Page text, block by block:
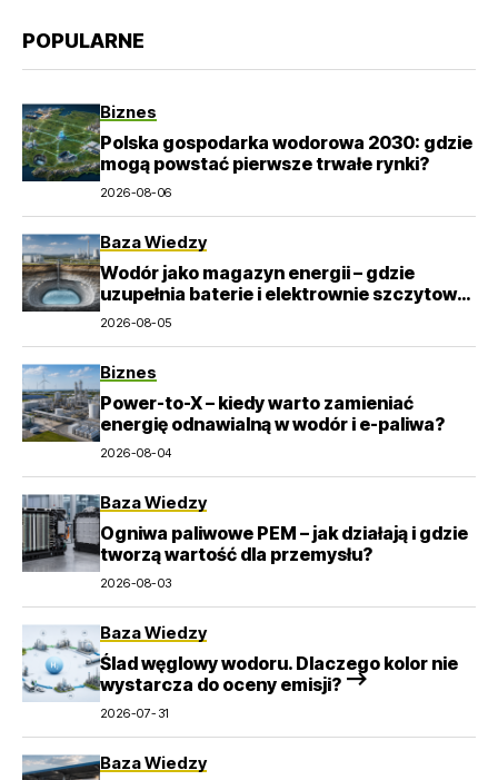
POPULARNE
Biznes
Polska gospodarka wodorowa 2030: gdzie
mogą powstać pierwsze trwałe rynki?
2026-08-06
Baza Wiedzy
Wodór jako magazyn energii – gdzie
uzupełnia baterie i elektrownie szczytowo-
pompowe?
2026-08-05
Biznes
Power-to-X – kiedy warto zamieniać
energię odnawialną w wodór i e-paliwa?
2026-08-04
Baza Wiedzy
Ogniwa paliwowe PEM – jak działają i gdzie
tworzą wartość dla przemysłu?
2026-08-03
Baza Wiedzy
Ślad węglowy wodoru. Dlaczego kolor nie
wystarcza do oceny emisji? –>
2026-07-31
Baza Wiedzy